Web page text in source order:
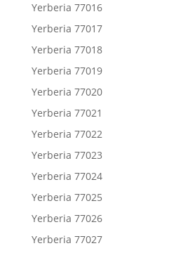
Yerberia 77016
Yerberia 77017
Yerberia 77018
Yerberia 77019
Yerberia 77020
Yerberia 77021
Yerberia 77022
Yerberia 77023
Yerberia 77024
Yerberia 77025
Yerberia 77026
Yerberia 77027